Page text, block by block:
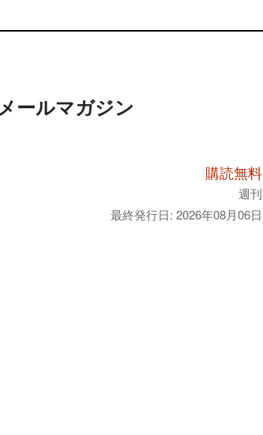
ールマガジン
購読無料
週刊
最終発行日: 2026年08月06日